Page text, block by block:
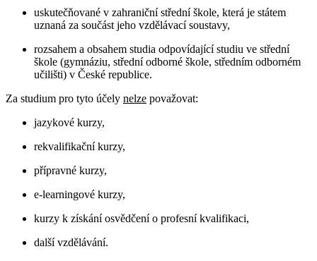
uskutečňované v zahraniční střední škole, která je státem
uznaná za součást jeho vzdělávací soustavy,
rozsahem a obsahem studia odpovídající studiu ve střední
škole (gymnáziu, střední odborné škole, středním odborném
učilišti) v České republice.
Za studium pro tyto účely nelze považovat:
jazykové kurzy,
rekvalifikační kurzy,
přípravné kurzy,
e-learningové kurzy,
kurzy k získání osvědčení o profesní kvalifikaci,
další vzdělávání.